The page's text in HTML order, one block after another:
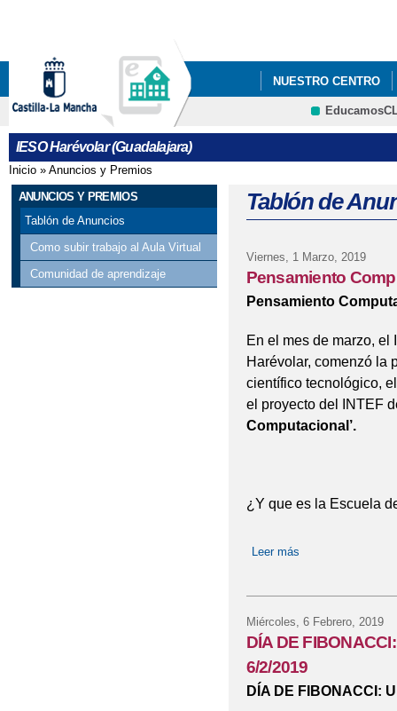
NUESTRO CENTRO
ANUNCIOS Y
IESO Harévolar (Guadalajara)
Se encuentra usted aquí
Inicio » Anuncios y Premios
ANUNCIOS Y PREMIOS
Tablón de Anuncios
Como subir trabajo al Aula Virtual
Comunidad de aprendizaje
Tablón de
Viernes, 1 Marzo, 2019
Pensamiento
Pensamiento
En el mes de marzo, el
Harévolar, comenzó la
científico tecnológico,
el proyecto del INTEF
Computacional’.
¿Y que es la Escuela
Leer más
Miércoles, 6 Febrero, 2019
DÍA DE
6/2/2019
DÍA DE FIBONACCI: